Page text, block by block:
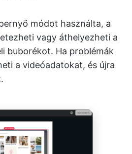
módot használta, a
vagy áthelyezheti a
buborékot. Ha problémák
a videóadatokat, és újra